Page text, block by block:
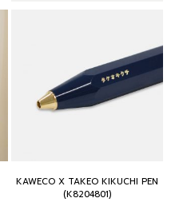
KAWECO X TAKEO KIKUCHI PEN
(K8204801)